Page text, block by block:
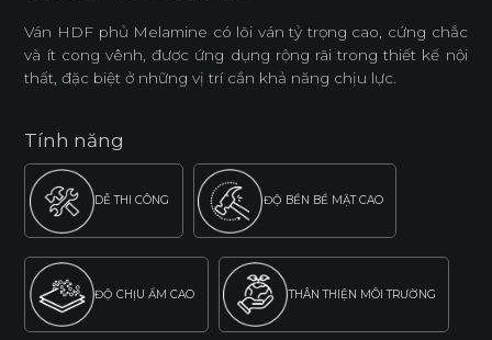
Ván HDF phủ Melamine có lõi ván tỷ trọng cao, cứng chắc
và ít cong vênh, được ứng dụng rộng rãi trong thiết kế nội
thất, đặc biệt ở những vị trí cần khả năng chịu lực.
Tính năng
DỄ THI CÔNG ĐỘ BỀN BỀ MẶT CAO
ĐỘ CHỊU ẨM CAO THÂN THIỆN MÔI TRƯỜNG